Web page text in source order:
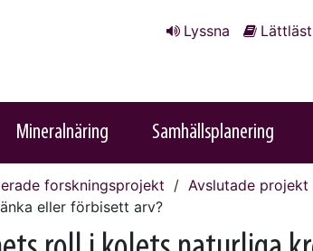
Lyssna Lättläst
Mineralnäring Samhällsplanering
forskningsprojekt
Avslutade projekt
eller förbisett arv?